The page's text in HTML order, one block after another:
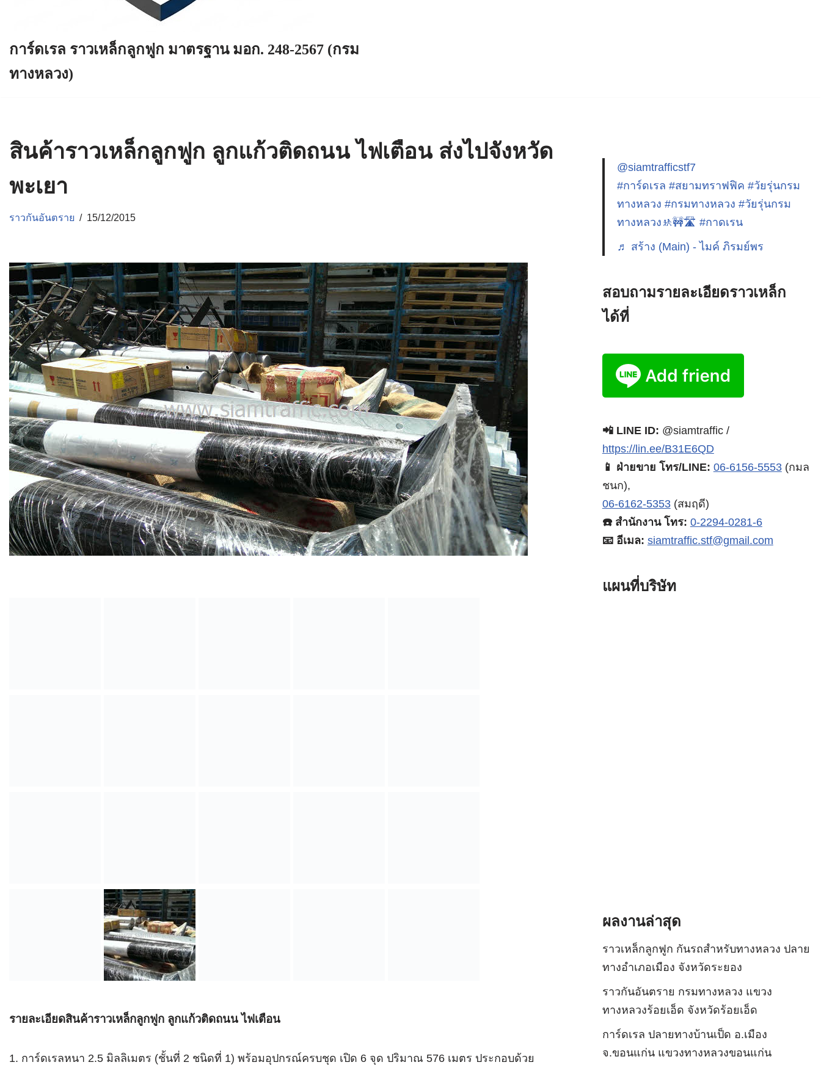
การ์ดเรล ราวเหล็กลูกฟูก มาตรฐาน มอก. 248-2567 (กรม
ทางหลวง)
สินค้าราวเหล็กลูกฟูก ลูกแก้วติดถนน ไฟเตือน ส่งไปจังหวัด
พะเยา
ราวกันอันตราย 15/12/2015
รายละเอียดสินค้าราวเหล็กลูกฟูก ลูกแก้วติดถนน ไฟเตือน
การ์ดเรลหนา 2.5 มิลลิเมตร (ชั้นที่ 2 ชนิดที่ 1) พร้อมอุปกรณ์ครบชุด เปิด 6 จุด ปริมาณ 576 เมตร ประกอบด้วย
@siamtrafficstf7
#การ์ดเรล #สยามทราฟฟิค #วัยรุ่นกรม
ทางหลวง #กรมทางหลวง #วัยรุ่นกรม
ทางหลวง🚸🚧🛣️ #กาดเรน
♬ สร้าง (Main) - ไมค์ ภิรมย์พร
สอบถามรายละเอียดราวเหล็ก
ได้ที่
📲 LINE ID: @siamtraffic /
https://lin.ee/B31E6QD
📱 ฝ่ายขาย โทร/LINE: 06-6156-5553(กมล
ชนก),
06-6162-5353(สมฤดี)
☎️ สำนักงาน โทร: 0-2294-0281-6
📧 อีเมล: siamtraffic.stf@gmail.com
แผนที่บริษัท
ผลงานล่าสุด
ราวเหล็กลูกฟูก กันรถสําหรับทางหลวง ปลาย
ทางอำเภอเมือง จังหวัดระยอง
ราวกันอันตราย กรมทางหลวง แขวง
ทางหลวงร้อยเอ็ด จังหวัดร้อยเอ็ด
การ์ดเรล ปลายทางบ้านเป็ด อ.เมือง
จ.ขอนแก่น แขวงทางหลวงขอนแก่น